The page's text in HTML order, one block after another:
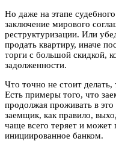
Но даже на этапе
заключение мирового
реструктуризации. Или
продать квартиру, иначе
торги с большой скидкой,
задолженности.
Что точно не стоит делать,
Есть примеры того, что
продолжая проживать в
заемщик, как правило,
чаще всего теряет и может
инициированное банком.